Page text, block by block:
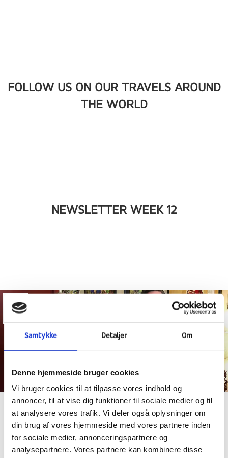
Samtykke Detaljer Om
Denne hjemmeside bruger cookies
Vi bruger cookies til at tilpasse vores indhold og
annoncer, til at vise dig funktioner til sociale medier og til
at analysere vores trafik. Vi deler også oplysninger om
din brug af vores hjemmeside med vores partnere inden
for sociale medier, annonceringspartnere og
analysepartnere. Vores partnere kan kombinere disse
FOLLOW US ON OUR TRAVELS AROUND
THE WORLD
NEWSLETTER WEEK 12
17
Mar
CASINO WEEKEND, ORAL EXAMS AND
NEW FRIENDSHIP SCHOOLS